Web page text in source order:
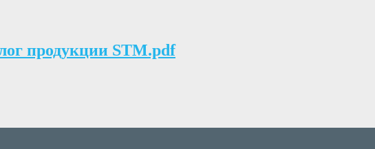
продукции STM.pdf